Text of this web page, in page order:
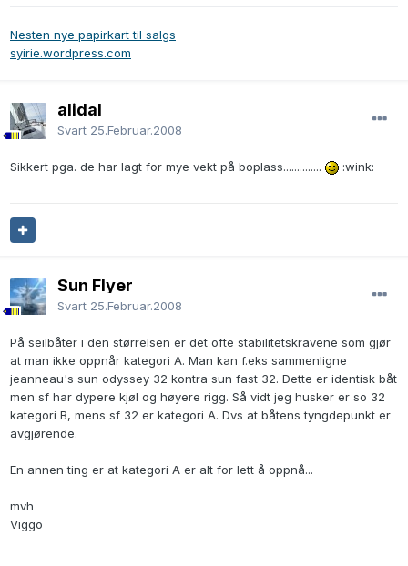
Nesten nye papirkart til salgs
syirie.wordpress.com
alidal
Svart 25.Februar.2008
Sikkert pga. de har lagt for mye vekt på boplass.............. :wink:
Sun Flyer
Svart 25.Februar.2008
På seilbåter i den størrelsen er det ofte stabilitetskravene som gjør
at man ikke oppnår kategori A. Man kan f.eks sammenligne
jeanneau's sun odyssey 32 kontra sun fast 32. Dette er identisk båt
men sf har dypere kjøl og høyere rigg. Så vidt jeg husker er so 32
kategori B, mens sf 32 er kategori A. Dvs at båtens tyngdepunkt er
avgjørende.
En annen ting er at kategori A er alt for lett å oppnå...
mvh
Viggo